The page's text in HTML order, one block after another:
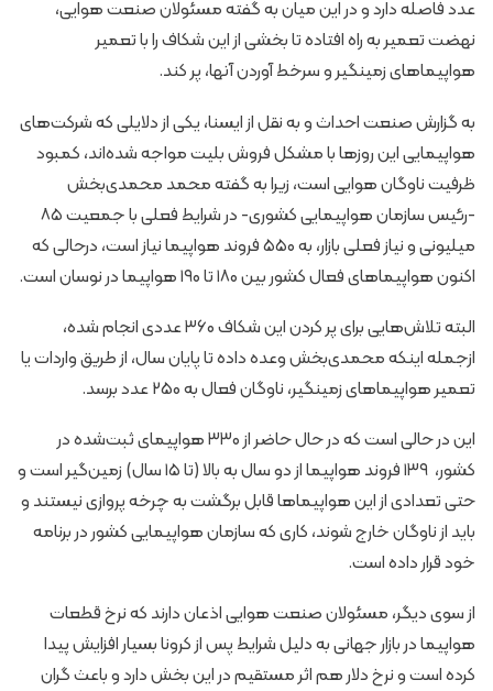
عدد فاصله دارد و در این میان به گفته مسئولان صنعت هوایی،
نهضت تعمیر به راه افتاده تا بخشی از این شکاف را با تعمیر
هواپیماهای زمینگیر و سرخط آوردن آنها، پر کند.
به گزارش صنعت احداث و به نقل از ایسنا، یکی از دلایلی که شرکت‌های
هواپیمایی این روزها با مشکل فروش بلیت مواجه شده‌اند، کمبود
ظرفیت ناوگان هوایی است، زیرا به گفته محمد محمدی‌بخش
-رئیس سازمان هواپیمایی کشوری- در شرایط فعلی با جمعیت ۸۵
میلیونی و نیاز فعلی بازار، به ۵۵۰ فروند هواپیما نیاز است، درحالی که
اکنون هواپیماهای فعال کشور بین ۱۸۰ تا ۱۹۰ هواپیما در نوسان است.
البته تلاش‌هایی برای پر کردن این شکاف ۳۶۰ عددی انجام شده،
ازجمله اینکه محمدی‌بخش وعده داده تا پایان سال، از طریق واردات یا
تعمیر هواپیماهای زمینگیر، ناوگان فعال به 250 عدد برسد.
این در حالی است که در حال حاضر از ۳۳۰ هواپیمای ثبت‌شده در
کشور، ۱۳۹ فروند هواپیما از دو سال به بالا (تا ۱۵ سال) زمین‌گیر است و
حتی تعدادی از این‌ هواپیماها قابل برگشت به چرخه پروازی نیستند و
باید از ناوگان خارج شوند، کاری که سازمان هواپیمایی کشور در برنامه
خود قرار داده است.
از سوی دیگر، مسئولان صنعت هوایی اذعان دارند که نرخ قطعات
هواپیما در بازار جهانی به دلیل شرایط پس از کرونا بسیار افزایش پیدا
کرده است و نرخ دلار هم اثر مستقیم در این بخش دارد و باعث گران